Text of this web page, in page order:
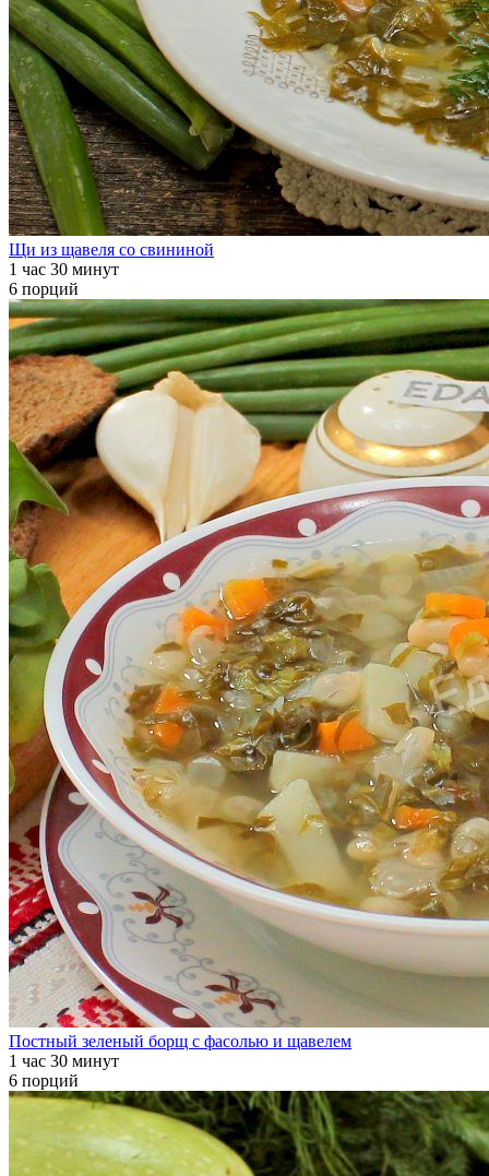
Щи из щавеля со свининой
1 час 30 минут
6 порций
Постный зеленый борщ с фасолью и щавелем
1 час 30 минут
6 порций